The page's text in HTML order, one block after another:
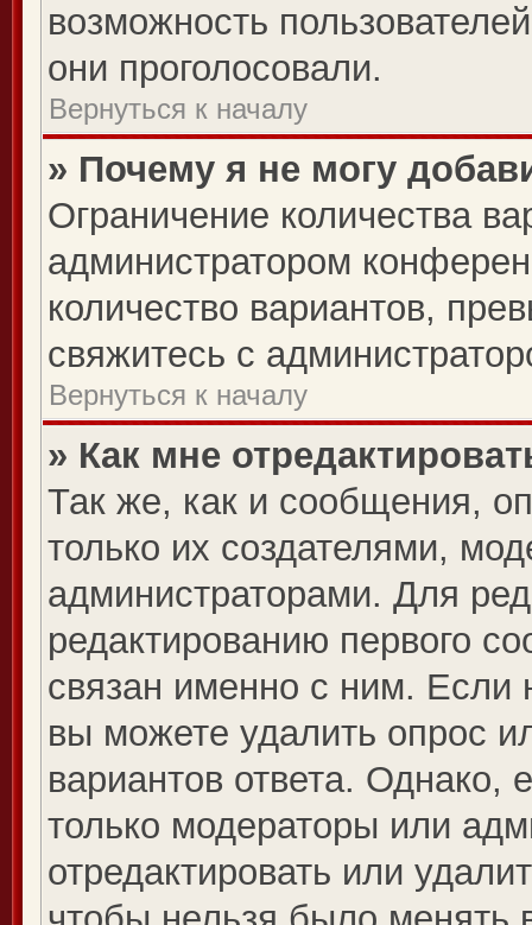
возможность
они проголосовали.
Вернуться к началу
» Почему я не могу
Ограничение количества
администратором
количество вариантов,
свяжитесь с
Вернуться к началу
» Как мне
Так же, как и сообщения,
только их создателями,
администраторами. Для
редактированию первого
связан именно с ним. Если
вы можете удалить опрос
вариантов ответа. Однако,
только модераторы или
отредактировать или